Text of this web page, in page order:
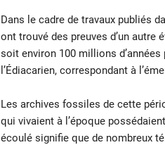
Dans le cadre de travaux publiés
ont trouvé des preuves d’un autre
soit environ 100 millions
l’Édiacarien, correspondant à
Les archives fossiles de cette
qui vivaient à l’époque
écoulé signifie que de nombreux